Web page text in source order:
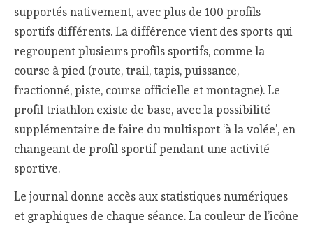
supportés nativement, avec plus de 100 profils
sportifs différents. La différence vient des sports qui
regroupent plusieurs profils sportifs, comme la
course à pied (route, trail, tapis, puissance,
fractionné, piste, course officielle et montagne). Le
profil triathlon existe de base, avec la possibilité
supplémentaire de faire du multisport ‘à la volée’, en
changeant de profil sportif pendant une activité
sportive.
Le journal donne accès aux statistiques numériques
et graphiques de chaque séance. La couleur de l’icône